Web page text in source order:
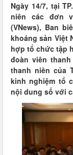
Ngày 14/7, tại
niên các đơn
(VNews), Ban
khoáng sản Việt
hợp tổ chức tập
đoàn viên
thanh niên của
kinh nghiệm tổ
nội dung số với